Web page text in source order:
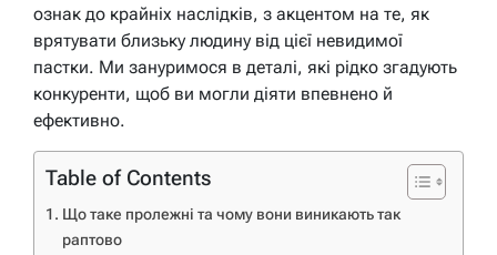
ознак до крайніх наслідків, з акцентом на те, як
врятувати близьку людину від цієї невидимої
пастки. Ми зануримося в деталі, які рідко згадують
конкуренти, щоб ви могли діяти впевнено й
ефективно.
Table of Contents
Що таке пролежні та чому вони виникають так
раптово